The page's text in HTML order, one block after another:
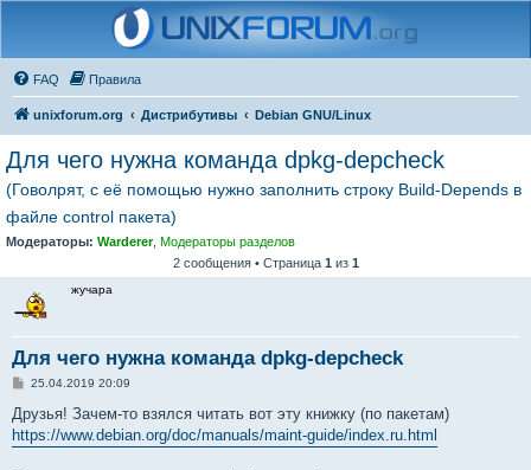
FAQ Правила
unixforum.org Дистрибутивы Debian GNU/Linux
Для чего нужна команда dpkg-depcheck
(Говолрят, с её помощью нужно заполнить строку Build-Depends в
файле control пакета)
Модераторы: Warderer, Модераторы разделов
2 сообщения • Страница 1 из 1
жучара
Для чего нужна команда dpkg-depcheck
С
о
б
щ
25.04.2019 20:09
Друзья! Зачем-то взялся читать вот эту книжку (по пакетам)
https://www.debian.org/doc/manuals/maint-guide/index.ru.html